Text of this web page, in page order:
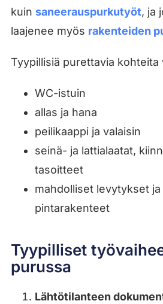
kuin saneerauspurkutyöt, ja
laajenee myös rakenteiden
Tyypillisiä purettavia kohteita
WC-istuin
allas ja hana
peilikaappi ja valaisin
seinä- ja lattialaatat,
tasoitteet
mahdolliset levytykset
pintarakenteet
Tyypilliset
purussa
Lähtötilanteen